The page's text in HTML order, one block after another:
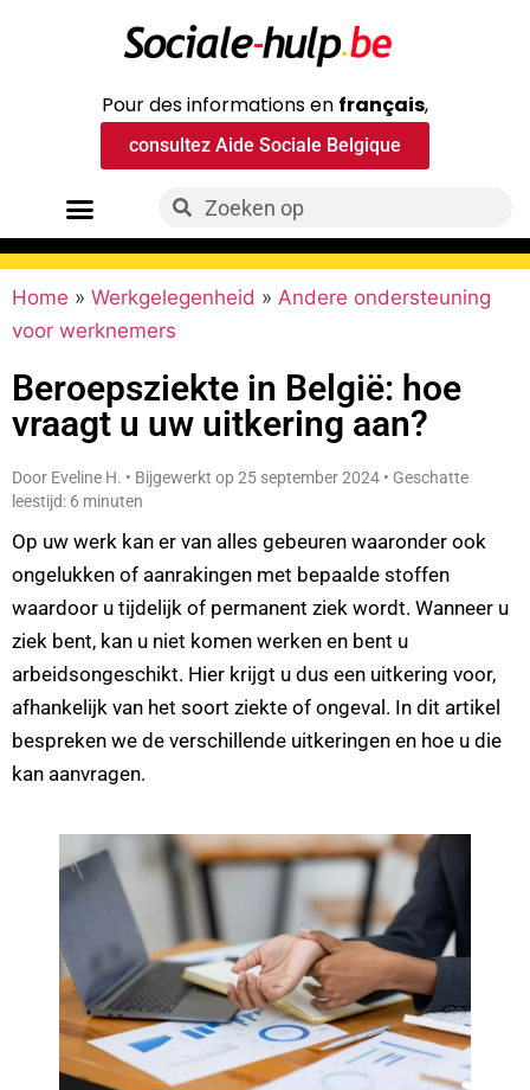
Pour des informations en français,
consultez Aide Sociale Belgique
Home » Werkgelegenheid » Andere ondersteuning
voor werknemers
Beroepsziekte in België: hoe
vraagt u uw uitkering aan?
Door Eveline H. • Bijgewerkt op 25 september 2024 • Geschatte
leestijd: 6 minuten
Op uw werk kan er van alles gebeuren waaronder ook
ongelukken of aanrakingen met bepaalde stoffen
waardoor u tijdelijk of permanent ziek wordt. Wanneer u
ziek bent, kan u niet komen werken en bent u
arbeidsongeschikt. Hier krijgt u dus een uitkering voor,
afhankelijk van het soort ziekte of ongeval. In dit artikel
bespreken we de verschillende uitkeringen en hoe u die
kan aanvragen.